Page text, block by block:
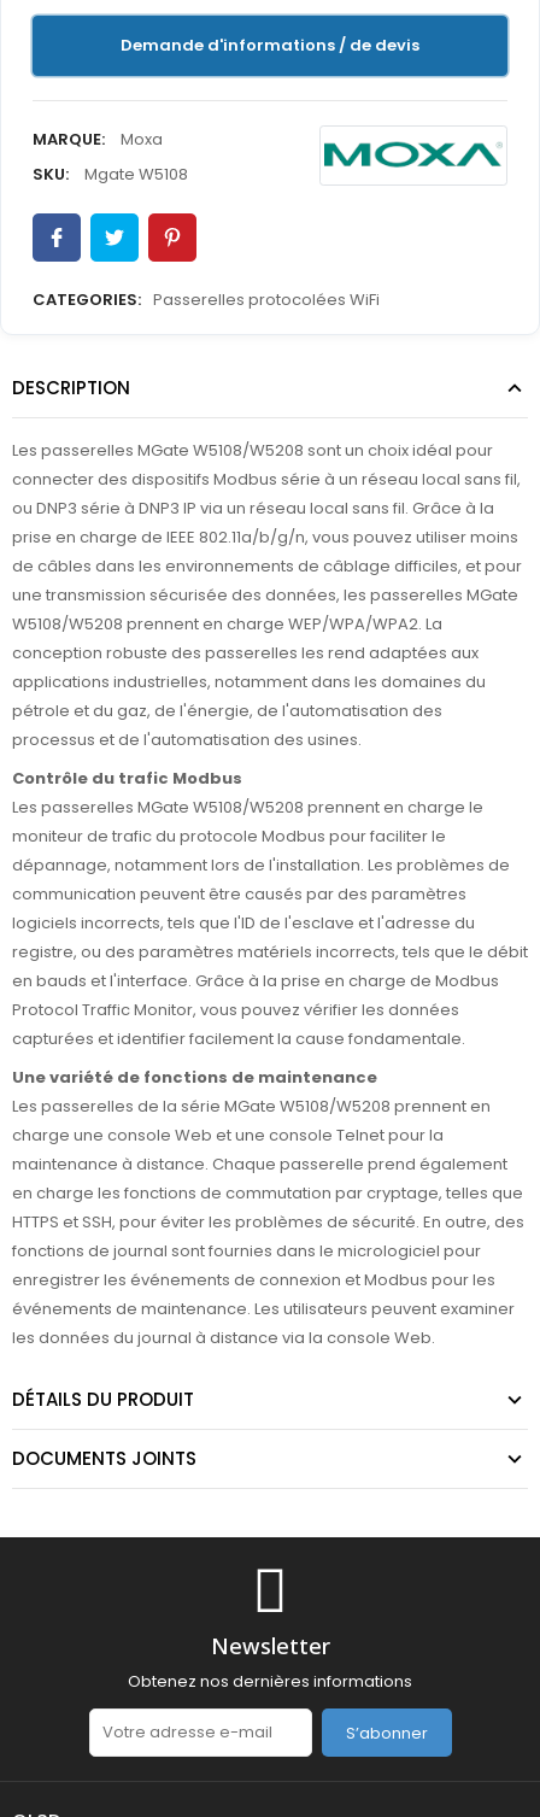
Demande d'informations / de devis
MARQUE:
Moxa
SKU:
Mgate W5108
CATEGORIES: Passerelles protocolées WiFi
DESCRIPTION
Les passerelles MGate W5108/W5208 sont un choix idéal pour
connecter des dispositifs Modbus série à un réseau local sans fil,
ou DNP3 série à DNP3 IP via un réseau local sans fil. Grâce à la
prise en charge de IEEE 802.11a/b/g/n, vous pouvez utiliser moins
de câbles dans les environnements de câblage difficiles, et pour
une transmission sécurisée des données, les passerelles MGate
W5108/W5208 prennent en charge WEP/WPA/WPA2. La
conception robuste des passerelles les rend adaptées aux
applications industrielles, notamment dans les domaines du
pétrole et du gaz, de l'énergie, de l'automatisation des
processus et de l'automatisation des usines.
Contrôle du trafic Modbus
Les passerelles MGate W5108/W5208 prennent en charge le
moniteur de trafic du protocole Modbus pour faciliter le
dépannage, notamment lors de l'installation. Les problèmes de
communication peuvent être causés par des paramètres
logiciels incorrects, tels que l'ID de l'esclave et l'adresse du
registre, ou des paramètres matériels incorrects, tels que le débit
en bauds et l'interface. Grâce à la prise en charge de Modbus
Protocol Traffic Monitor, vous pouvez vérifier les données
capturées et identifier facilement la cause fondamentale.
Une variété de fonctions de maintenance
Les passerelles de la série MGate W5108/W5208 prennent en
charge une console Web et une console Telnet pour la
maintenance à distance. Chaque passerelle prend également
en charge les fonctions de commutation par cryptage, telles que
HTTPS et SSH, pour éviter les problèmes de sécurité. En outre, des
fonctions de journal sont fournies dans le micrologiciel pour
enregistrer les événements de connexion et Modbus pour les
événements de maintenance. Les utilisateurs peuvent examiner
les données du journal à distance via la console Web.
DÉTAILS DU PRODUIT
DOCUMENTS JOINTS
Newsletter
Obtenez nos dernières informations
S’abonner